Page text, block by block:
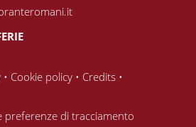
• Cookie policy • Credits •
preferenze di tracciamento